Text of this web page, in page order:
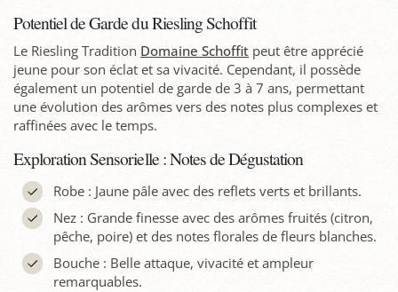
Potentiel de Garde du Riesling Schoffit
Le Riesling Tradition Domaine Schoffit peut être apprécié
jeune pour son éclat et sa vivacité. Cependant, il possède
également un potentiel de garde de 3 à 7 ans, permettant
une évolution des arômes vers des notes plus complexes et
raffinées avec le temps.
Exploration Sensorielle : Notes de Dégustation
Robe : Jaune pâle avec des reflets verts et brillants.
Nez : Grande finesse avec des arômes fruités (citron,
pêche, poire) et des notes florales de fleurs blanches.
Bouche : Belle attaque, vivacité et ampleur
remarquables.